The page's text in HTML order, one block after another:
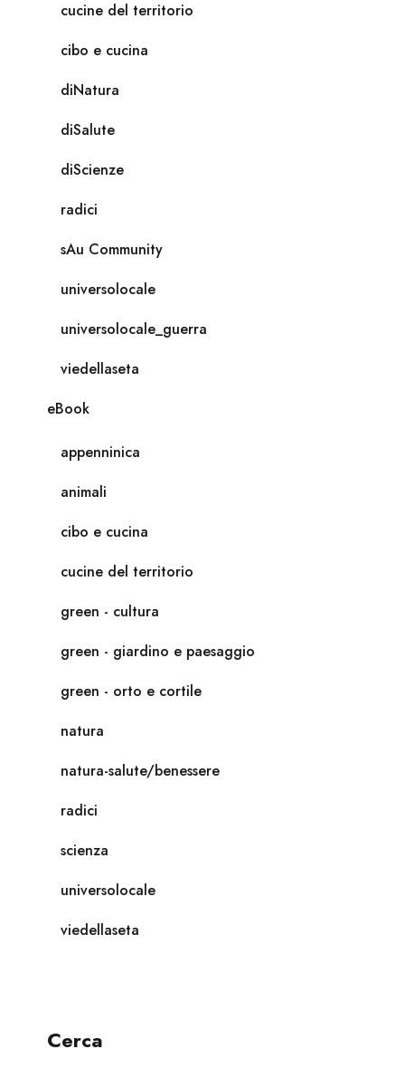
cucine del territorio
cibo e cucina
diNatura
diSalute
diScienze
radici
sAu Community
universolocale
universolocale_guerra
viedellaseta
eBook
appenninica
animali
cibo e cucina
cucine del territorio
green - cultura
green - giardino e paesaggio
green - orto e cortile
natura
natura-salute/benessere
radici
scienza
universolocale
viedellaseta
Cerca